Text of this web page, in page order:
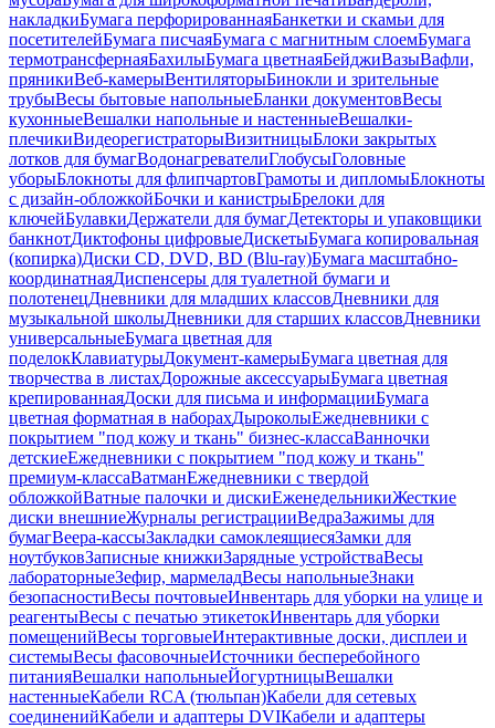
накладкиБумага перфорированнаяБанкетки и скамьи для
посетителейБумага писчаяБумага с магнитным слоемБумага
термотрансфернаяБахилыБумага цветнаяБейджиВазыВафли,
пряникиВеб-камерыВентиляторыБинокли и зрительные
трубыВесы бытовые напольныеБланки документовВесы
кухонныеВешалки напольные и настенныеВешалки-
плечикиВидеорегистраторыВизитницыБлоки закрытых
лотков для бумагВодонагревателиГлобусыГоловные
уборыБлокноты для флипчартовГрамоты и дипломыБлокноты
с дизайн-обложкойБочки и канистрыБрелоки для
ключейБулавкиДержатели для бумагДетекторы и упаковщики
банкнотДиктофоны цифровыеДискетыБумага копировальная
(копирка)Диски CD, DVD, BD (Blu-ray)Бумага масштабно-
координатнаяДиспенсеры для туалетной бумаги и
полотенецДневники для младших классовДневники для
музыкальной школыДневники для старших классовДневники
универсальныеБумага цветная для
поделокКлавиатурыДокумент-камерыБумага цветная для
творчества в листахДорожные аксессуарыБумага цветная
крепированнаяДоски для письма и информацииБумага
цветная форматная в наборахДыроколыЕжедневники с
покрытием "под кожу и ткань" бизнес-классаВанночки
детскиеЕжедневники с покрытием "под кожу и ткань"
премиум-классаВатманЕжедневники с твердой
обложкойВатные палочки и дискиЕженедельникиЖесткие
диски внешниеЖурналы регистрацииВедраЗажимы для
бумагВеера-кассыЗакладки самоклеящиесяЗамки для
ноутбуковЗаписные книжкиЗарядные устройстваВесы
лабораторныеЗефир, мармеладВесы напольныеЗнаки
безопасностиВесы почтовыеИнвентарь для уборки на улице и
реагентыВесы с печатью этикетокИнвентарь для уборки
помещенийВесы торговыеИнтерактивные доски, дисплеи и
системыВесы фасовочныеИсточники бесперебойного
питанияВешалки напольныеЙогуртницыВешалки
настенныеКабели RCA (тюльпан)Кабели для сетевых
соединенийКабели и адаптеры DVIКабели и адаптеры